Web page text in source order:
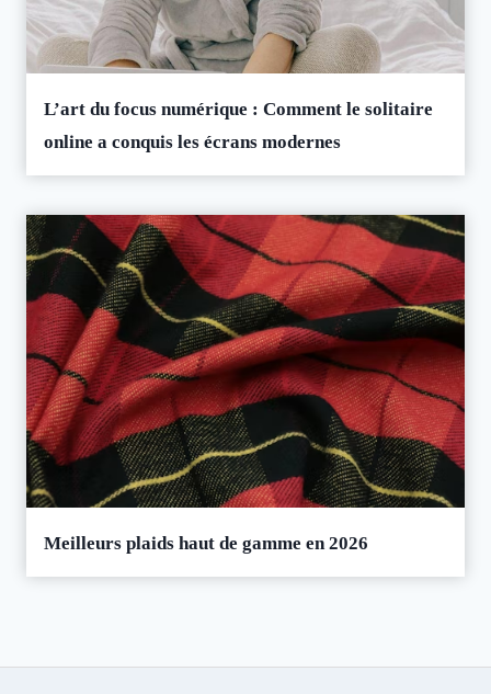
L’art du focus numérique : Comment le solitaire
online a conquis les écrans modernes
Meilleurs plaids haut de gamme en 2026